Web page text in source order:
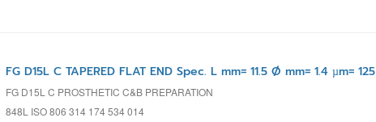
FG D15L C TAPERED FLAT END Spec. L mm= 11.5 Ø mm= 1.4 µm= 125
FG D15L C PROSTHETIC C&B PREPARATION
848L ISO 806 314 174 534 014